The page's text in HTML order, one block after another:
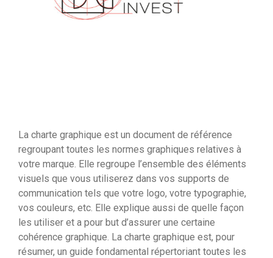
La charte graphique est un document de référence
regroupant toutes les normes graphiques relatives à
votre marque. Elle regroupe l’ensemble des éléments
visuels que vous utiliserez dans vos supports de
communication tels que votre logo, votre typographie,
vos couleurs, etc. Elle explique aussi de quelle façon
les utiliser et a pour but d’assurer une certaine
cohérence graphique. La charte graphique est, pour
résumer, un guide fondamental répertoriant toutes les